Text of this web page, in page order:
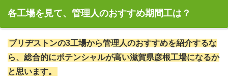
各工場を見て、管理人のおすすめ期間工は？
ブリヂストンの3工場から管理人のおすすめを紹介するな
ら、総合的にポテンシャルが高い滋賀県彦根工場になるか
と思います。